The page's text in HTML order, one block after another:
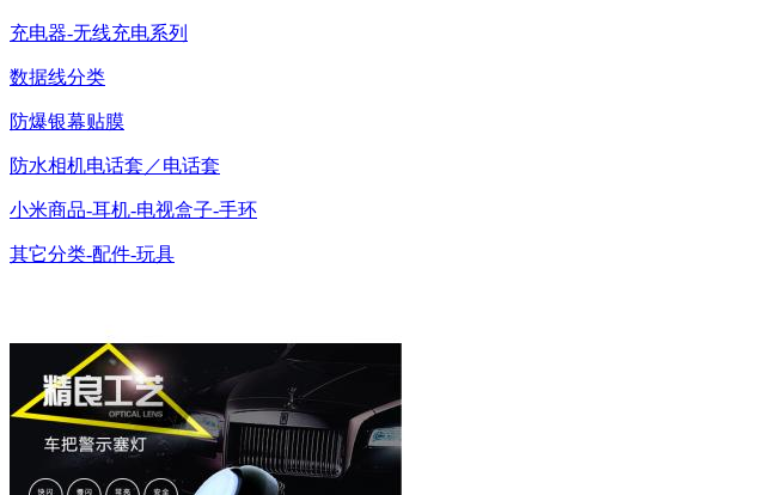
充电器-无线充电系列
数据线分类
防爆银幕贴膜
防水相机电话套／电话套
小米商品-耳机-电视盒子-手环
其它分类-配件-玩具